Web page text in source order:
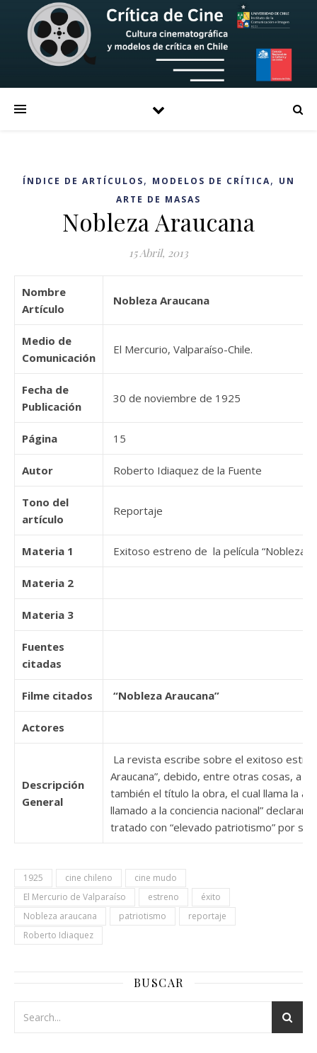
ÍNDICE DE ARTÍCULOS, MODELOS DE CRÍTICA, UN
ARTE DE MASAS
Nobleza Araucana
15 Abril, 2013
Nombre
Artículo
Nobleza Araucana
Medio de
Comunicación
El Mercurio, Valparaíso-Chile.
Fecha de
Publicación
30 de noviembre de 1925
Página 15
Autor Roberto Idiaquez de la Fuente
Tono del
artículo
Reportaje
Materia 1 Exitoso estreno de la película “Nobleza
Materia 2
Materia 3
Fuentes
citadas
Filme citados “Nobleza Araucana”
Actores
Descripción
General
La revista escribe sobre el exitoso
Araucana”, debido, entre otras cosas, a
también el título la obra, el cual llama la
llamado a la conciencia nacional”
tratado con “elevado patriotismo” por
1925 cine chileno
cine mudo
El Mercurio de Valparaíso
estreno
éxito
Nobleza araucana
patriotismo
reportaje
Roberto Idiaquez
BUSCAR